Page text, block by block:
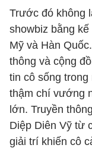
Trước đó không
showbiz bằng
Mỹ và Hàn
thông và cộng
tin cô sống
thậm chí vướng
lớn. Truyền
Diệp Diên Vỹ từ
giải trí khiến cô